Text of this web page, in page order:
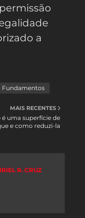
a
Fundamentos
MAIS RECENTES
é uma superfície de
e como reduzi-la
R. CRUZ